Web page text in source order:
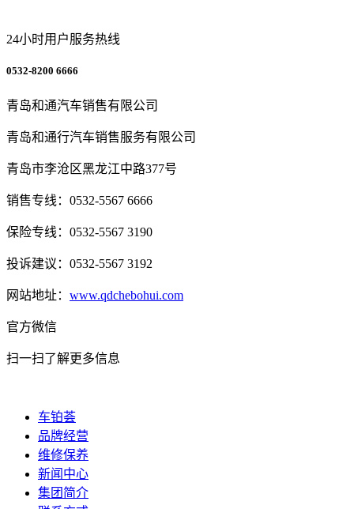
24小时用户服务热线
0532-8200 6666
青岛和通汽车销售有限公司
青岛和通行汽车销售服务有限公司
青岛市李沧区黑龙江中路377号
销售专线：0532-5567 6666
保险专线：0532-5567 3190
投诉建议：0532-5567 3192
网站地址： www.qdchebohui.com
官方微信
扫一扫了解更多信息
车铂荟
品牌经营
维修保养
新闻中心
集团简介